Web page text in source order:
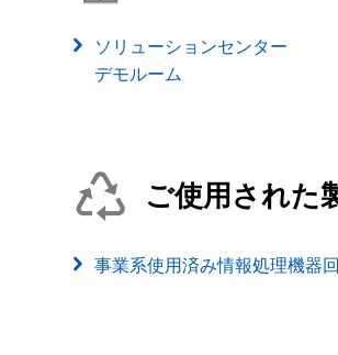
ソリューションセンター
デモルーム
ご使用された
事業系使用済み情報処理機器